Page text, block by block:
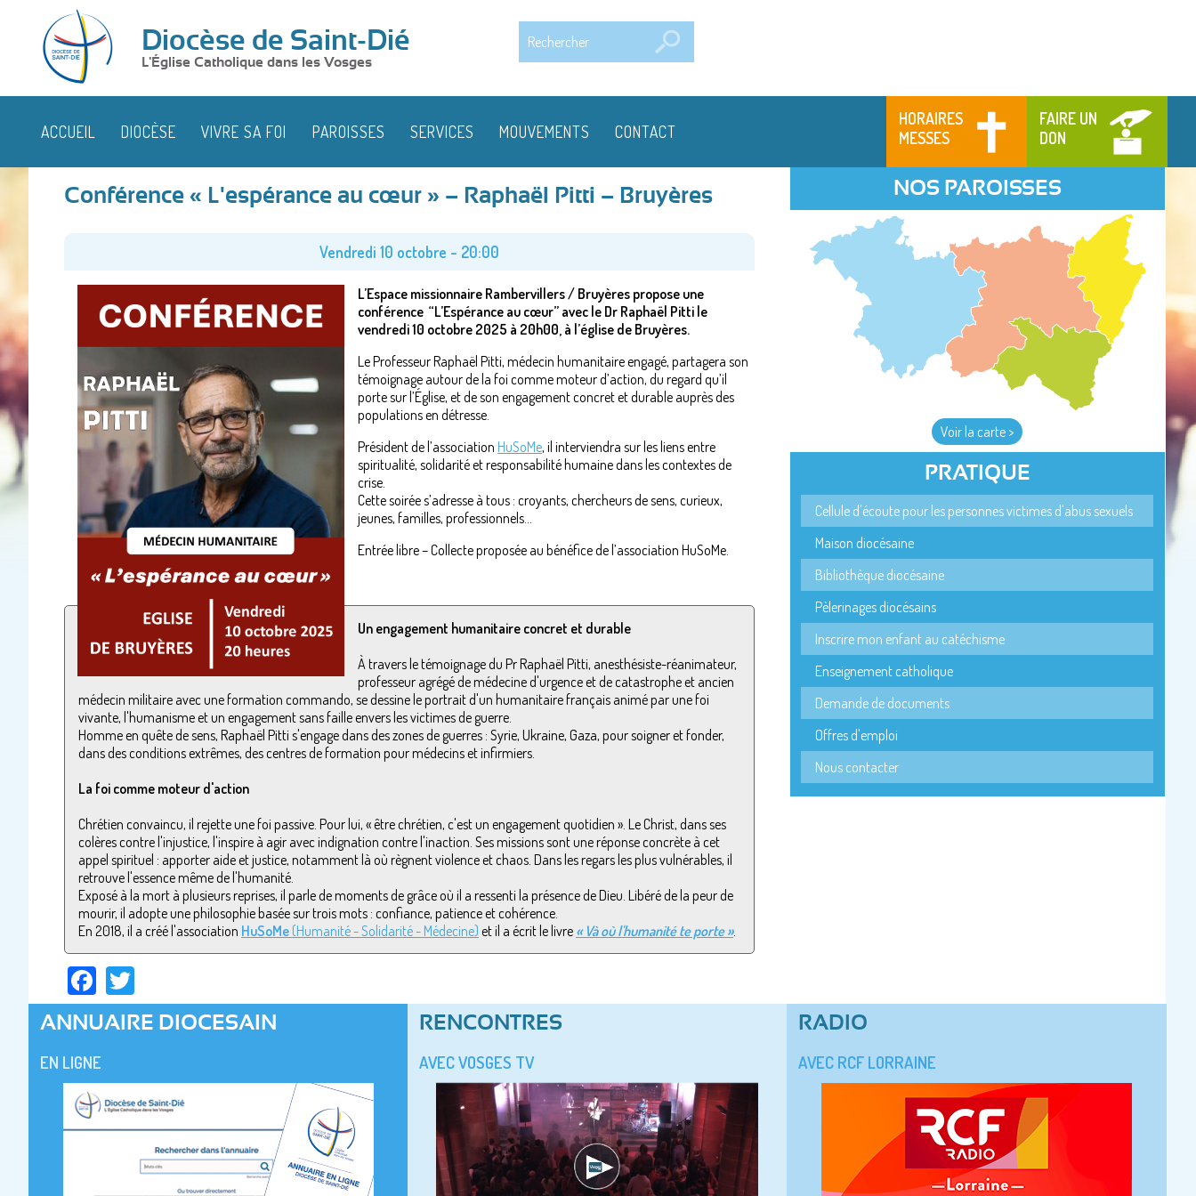
Diocèse de Saint-Dié
L'Église Catholique dans les Vosges
HORAIRES
MESSES
FAIRE UN
DON
ACCUEIL DIOCÈSE VIVRE SA FOI PAROISSES SERVICES MOUVEMENTS CONTACT
Conférence « L'espérance au cœur » – Raphaël Pitti – Bruyères
Vendredi 10 octobre - 20:00
L’Espace missionnaire Rambervillers / Bruyères propose une
conférence “L’Espérance au cœur” avec le Dr Raphaël Pitti le
vendredi 10 octobre 2025 à 20h00, à l’église de Bruyères.
Le Professeur Raphaël Pitti, médecin humanitaire engagé, partagera son
témoignage autour de la foi comme moteur d’action, du regard qu’il
porte sur l’Église, et de son engagement concret et durable auprès des
populations en détresse.
Président de l’association HuSoMe, il interviendra sur les liens entre
spiritualité, solidarité et responsabilité humaine dans les contextes de
crise.
Cette soirée s’adresse à tous : croyants, chercheurs de sens, curieux,
jeunes, familles, professionnels…
Entrée libre – Collecte proposée au bénéfice de l’association HuSoMe.
Un engagement humanitaire concret et durable
À travers le témoignage du Pr Raphaël Pitti, anesthésiste-réanimateur,
professeur agrégé de médecine d'urgence et de catastrophe et ancien
médecin militaire avec une formation commando, se dessine le portrait d'un humanitaire français animé par une foi
vivante, l'humanisme et un engagement sans faille envers les victimes de guerre.
Homme en quête de sens, Raphaël Pitti s'engage dans des zones de guerres : Syrie, Ukraine, Gaza, pour soigner et fonder,
dans des conditions extrêmes, des centres de formation pour médecins et infirmiers.
La foi comme moteur d'action
Chrétien convaincu, il rejette une foi passive. Pour lui, « être chrétien, c'est un engagement quotidien ». Le Christ, dans ses
colères contre l'injustice, l'inspire à agir avec indignation contre l'inaction. Ses missions sont une réponse concrète à cet
appel spirituel : apporter aide et justice, notamment là où règnent violence et chaos. Dans les regars les plus vulnérables, il
retrouve l'essence même de l'humanité.
Exposé à la mort à plusieurs reprises, il parle de moments de grâce où il a ressenti la présence de Dieu. Libéré de la peur de
mourir, il adopte une philosophie basée sur trois mots : confiance, patience et cohérence.
En 2018, il a créé l'association HuSoMe (Humanité - Solidarité - Médecine) et il a écrit le livre « Và où l'humanité te porte ».
Facebook
NOS PAROISSES
Voir la carte >
PRATIQUE
Cellule d'écoute pour les personnes victimes d'abus sexuels
Maison diocésaine
Bibliothèque diocésaine
Pèlerinages diocésains
Inscrire mon enfant au catéchisme
Enseignement catholique
Demande de documents
Offres d'emploi
Nous contacter
ANNUAIRE DIOCESAIN
EN LIGNE
RENCONTRES
AVEC VOSGES TV
RADIO
AVEC RCF LORRAINE